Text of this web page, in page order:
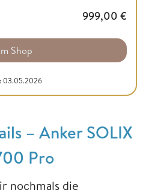
999,00 €
Shop
03.05.2026
– Anker SOLIX
Pro
nochmals die